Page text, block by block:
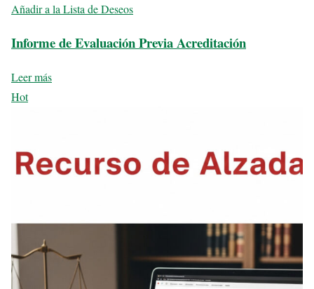
Añadir a la Lista de Deseos
Informe de Evaluación Previa Acreditación
Leer más
Hot